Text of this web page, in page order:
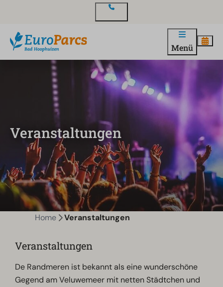
Menü
Veranstaltungen
Home Veranstaltungen
Veranstaltungen
De Randmeren ist bekannt als eine wunderschöne
Gegend am Veluwemeer mit netten Städtchen und